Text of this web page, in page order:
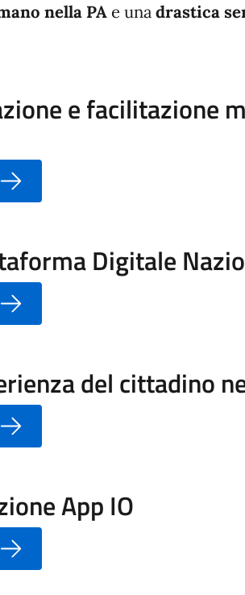
nella PA e unadrastica
e facilitazione
Digitale
del cittadino
App IO